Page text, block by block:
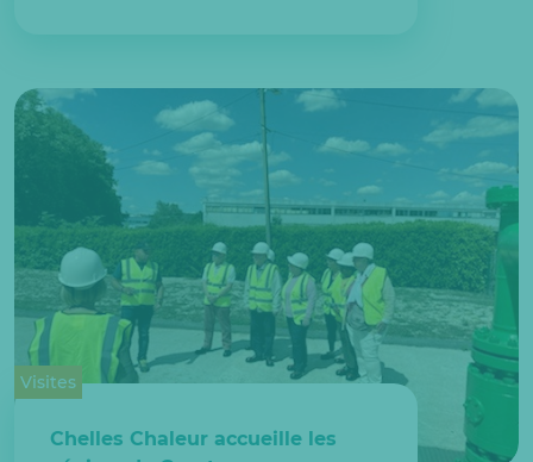
Visites
Chelles Chaleur accueille les